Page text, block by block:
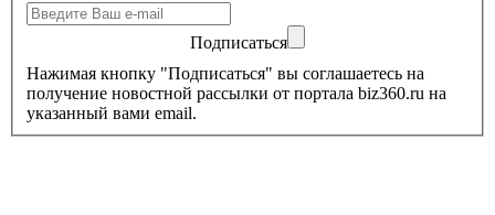
Подписаться
Нажимая кнопку "Подписаться" вы соглашаетесь на
получение новостной рассылки от портала biz360.ru на
указанный вами email.